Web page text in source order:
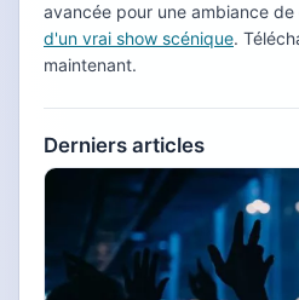
avancée pour une ambiance de
d'un vrai show scénique.
maintenant.
Derniers articles